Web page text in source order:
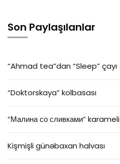
Son Paylaşılanlar
“Ahmad tea”dan “Sleep” çayı
“Doktorskaya” kolbasası
“Малина со сливками” karameli
Kişmişli günəbaxan halvası